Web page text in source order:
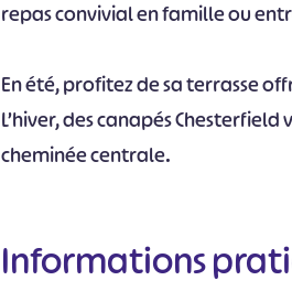
repas convivial en famille ou
En été, profitez de sa terrasse
L’hiver, des canapés
cheminée centrale.
Informations